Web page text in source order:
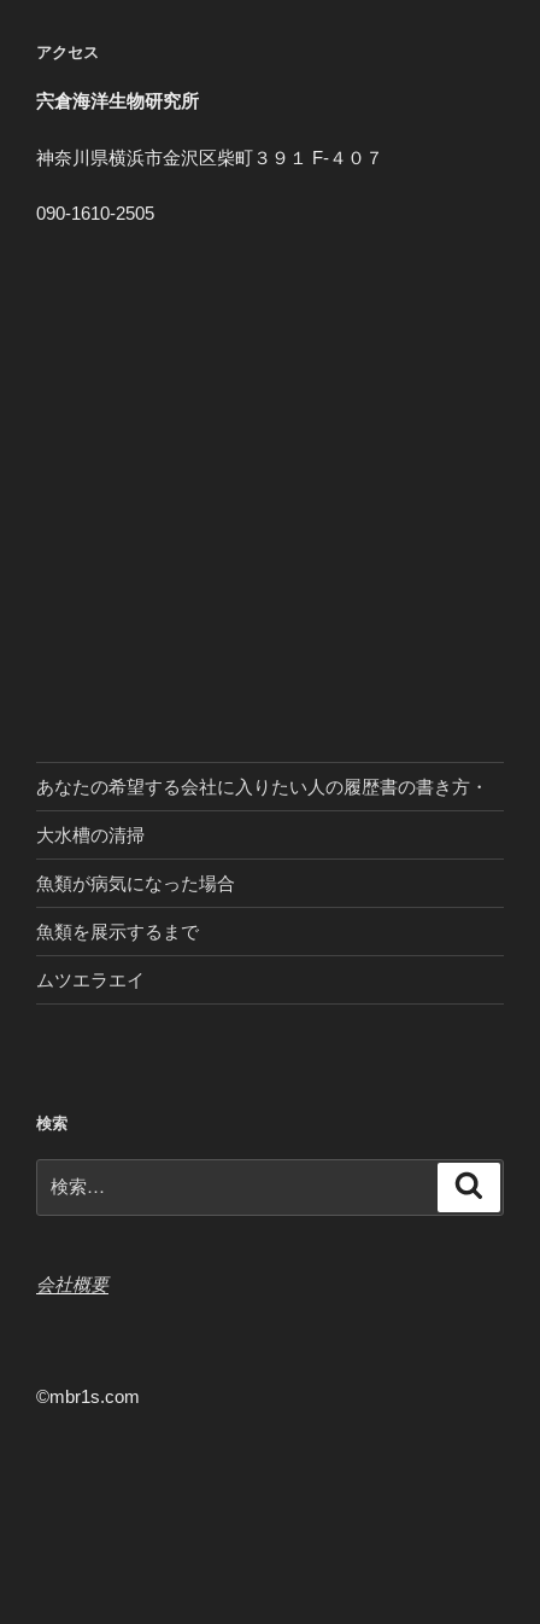
アクセス
宍倉海洋生物研究所
神奈川県横浜市金沢区柴町３９１ F-４０７
090-1610-2505
あなたの希望する会社に入りたい人の履歴書の書き方・
大水槽の清掃
魚類が病気になった場合
魚類を展示するまで
ムツエラエイ
検索
索:
会社概要
©mbr1s.com